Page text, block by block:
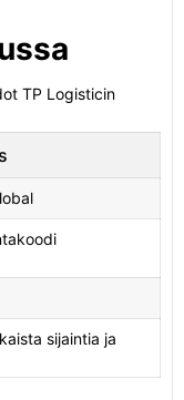
TP Logisticin
sijaintia ja